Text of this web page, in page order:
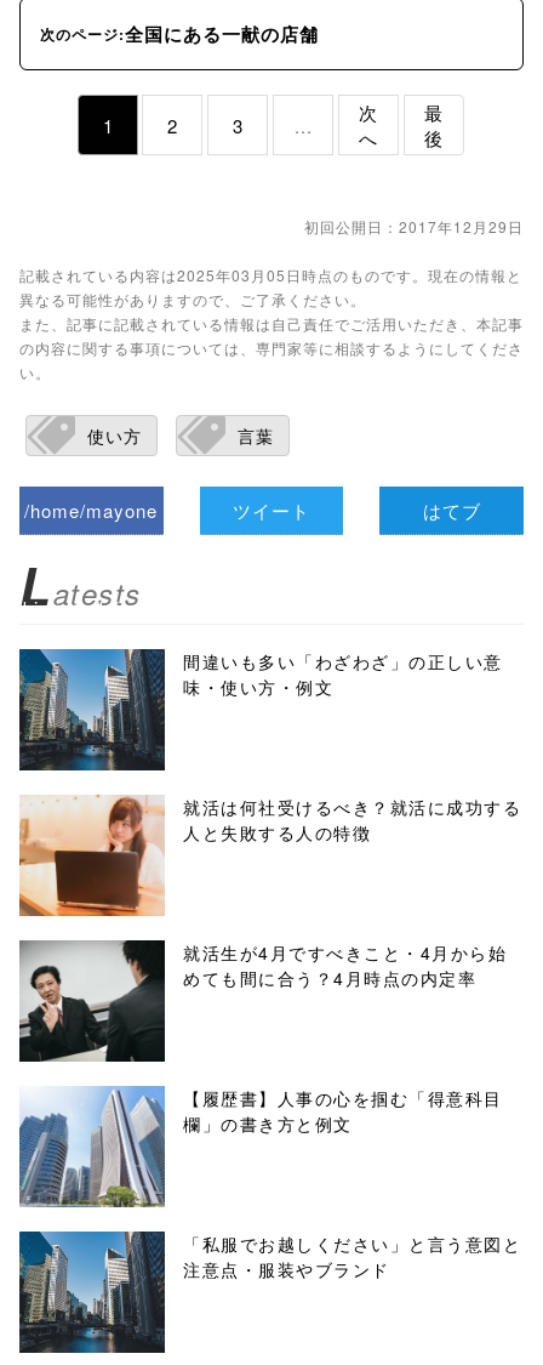
次のページ:全国にある一献の店舗
1 2 3 ...
次
へ
最
後
初回公開日：2017年12月29日
記載されている内容は2025年03月05日時点のものです。現在の情報と
異なる可能性がありますので、ご了承ください。
また、記事に記載されている情報は自己責任でご活用いただき、本記事
の内容に関する事項については、専門家等に相談するようにしてくださ
い。
使い方 言葉
/home/mayone
biz.jp/public_ht
ml/wp-
content/themes
/tapbiz_theme/
parts/sns-
buttons.php on
line10
/1018825"
onclick="windo
w.open(this.hre
f, 'Gwindow',
'width=550,
height=450,
menubar=no,
toolbar=no,
scrollbars=yes'
ツイート はてブ
Latests
間違いも多い「わざわざ」の正しい意
味・使い方・例文
就活は何社受けるべき？就活に成功する
人と失敗する人の特徴
就活生が4月ですべきこと・4月から始
めても間に合う？4月時点の内定率
【履歴書】人事の心を掴む「得意科目
欄」の書き方と例文
「私服でお越しください」と言う意図と
注意点・服装やブランド